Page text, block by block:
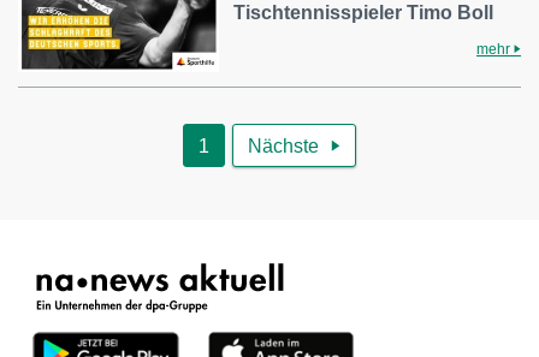
Tischtennisspieler Timo Boll
mehr
1 Nächste 